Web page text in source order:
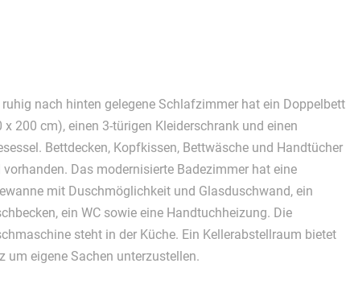
ruhig nach hinten gelegene Schlafzimmer hat ein Doppelbett
x 200 cm), einen 3-türigen Kleiderschrank und einen
Bettdecken, Kopfkissen, Bettwäsche und Handtücher
vorhanden. Das modernisierte Badezimmer hat eine
mit Duschmöglichkeit und Glasduschwand, ein
ein WC sowie eine Handtuchheizung. Die
steht in der Küche. Ein Kellerabstellraum bietet
um eigene Sachen unterzustellen.